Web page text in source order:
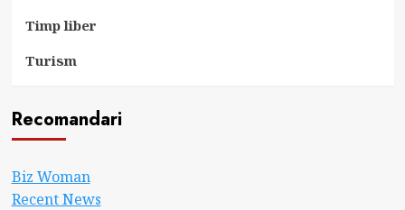
Timp liber
Turism
Recomandari
Biz Woman
Recent News